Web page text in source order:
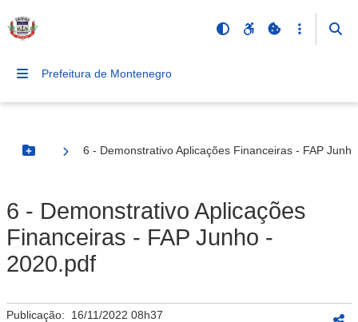
Prefeitura de Montenegro
Botão Menu
6 - Demonstrativo Aplicações Financeiras - FAP
6 - Demonstrativo Aplicações
Financeiras - FAP Junho -
2020.pdf
Publicação: 16/11/2022 08h37